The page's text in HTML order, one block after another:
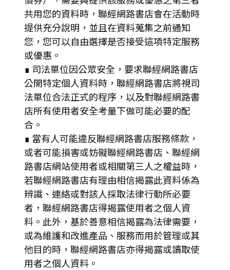
共用您的資料時，聯經網路書店會在活動時
提供充分說明，並且在資料蒐集之前通知
您，您可以自由選擇是否接受這項特定服務
或優惠。
∎ 司法單位因公眾安全，要求聯經網路書店
公開特定個人資料時，聯經網路書店將視司
法單位合法正式的程序，以及對聯經網路書
店所有使用者安全考量下做可能必要的配
合。
∎ 當有人可能違反聯經網路書店服務條款，
或者可能損害或妨礙聯經網路書店、聯經網
路書店網站使用者或相關第三人之權益時，
若聯經網路書店有理由相信揭露此資料係為
辨識、連絡或對該人採取法律行動所必要
者，聯經網路書店得揭露使用者之個人資
料。此外，基於善意相信揭露為法律需要，
或為維護和改進產品、服務而用於管理或其
他目的時，聯經網路書店亦得揭露或讀取使
用者之個人資料。